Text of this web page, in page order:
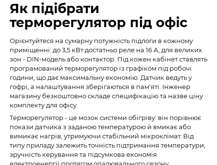
Як підібрати
терморегулятор під офіс
Орієнтуйтеся на сумарну потужність підлоги в кожному
приміщенні: до 3,5 кВт достатньо реле на 16 А, для великих
зон - DIN-модель або контактор. Під кожен кабінет ставлять
програмований терморегулятор із графіком під робочі
години, що дає максимальну економію. Датчик ведуть у
гофрі, а налаштування зберігаються в пам'яті. Інженер
магазину безкоштовно складе специфікацію та назве ціну
комплекту для офісу.
Терморегулятор - це мозок системи обігріву: він порівнює
покази датчика з заданою температурою й вмикає або
вимикає нагрів, утримуючи стабільний мікроклімат. Від
типу приладу залежить точність підтримання температури,
зручність керування та підсумкова економія
електроенергії протягом опалювального сезону.